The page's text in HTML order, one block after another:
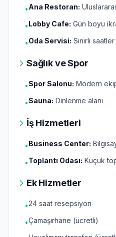
•Ana Restoran:
•Lobby Cafe: Gün boyu
•Oda Servisi: Sınırlı saatler
Sağlık ve Spor
•Spor Salonu: Modern
•Sauna: Dinlenme alanı
İş Hizmetleri
•Business Center:
•Toplantı Odası: Küçük
Ek Hizmetler
•24 saat resepsiyon
•Çamaşırhane (ücretli)